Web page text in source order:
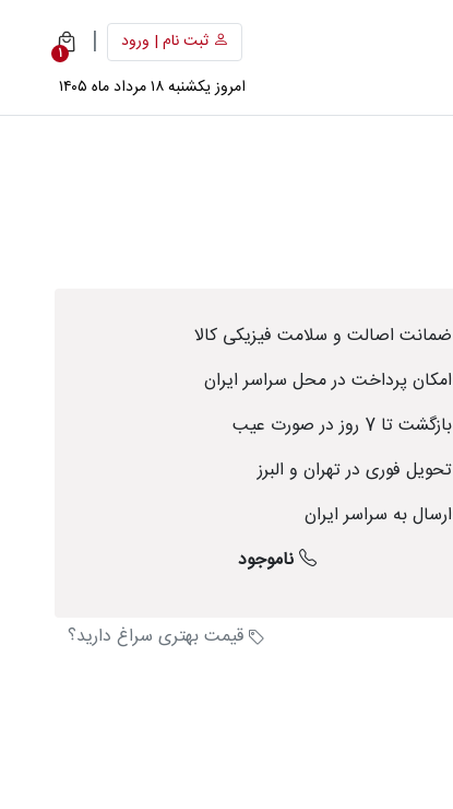
ثبت نام | ورود |
1
امروز یکشنبه ۱۸ مرداد ماه ۱۴۰۵
ضمانت اصالت و سلامت فیزیکی کالا
امکان پرداخت در محل سراسر ایران
بازگشت تا 7 روز در صورت عیب
تحویل فوری در تهران و البرز
ارسال به سراسر ایران
ناموجود
قیمت بهتری سراغ دارید؟